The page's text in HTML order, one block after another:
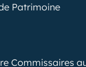
Patrimoine
Commissaires